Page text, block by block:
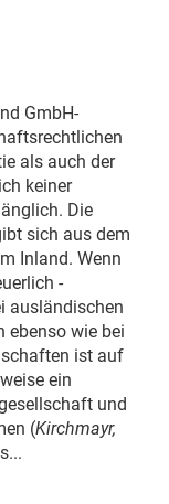
GmbH-
als auch der
keiner
Die
sich aus dem
Inland. Wenn
-
ausländischen
ebenso wie bei
ist auf
ein
und
(Kirchmayr,